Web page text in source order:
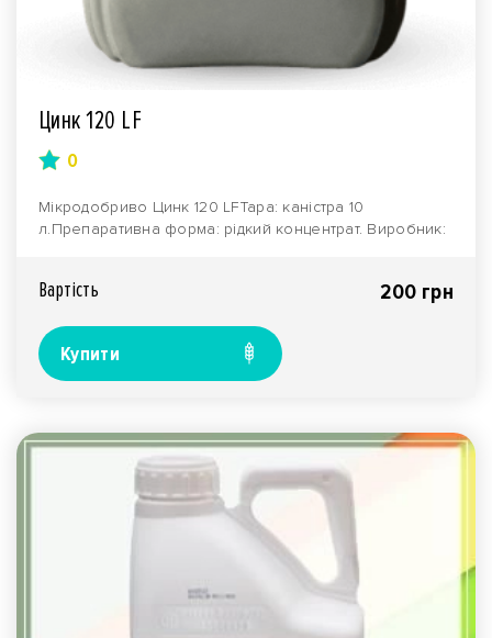
Цинк 120 LF
0
Мікродобриво Цинк 120 LFТара: каністра 10
л.Препаративна форма: рідкий концентрат. Виробник:
Вартiсть 200 грн
Купити